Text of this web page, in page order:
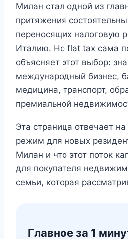
Милан стал одной из
притяжения
переносящих налоговую
Италию. Но flat tax сама
объясняет этот выбор:
международный бизнес,
медицина, транспорт,
премиальной
Эта страница отвечает
режим для новых
Милан и что этот поток
для покупателя
семьи, которая
Главное за 1